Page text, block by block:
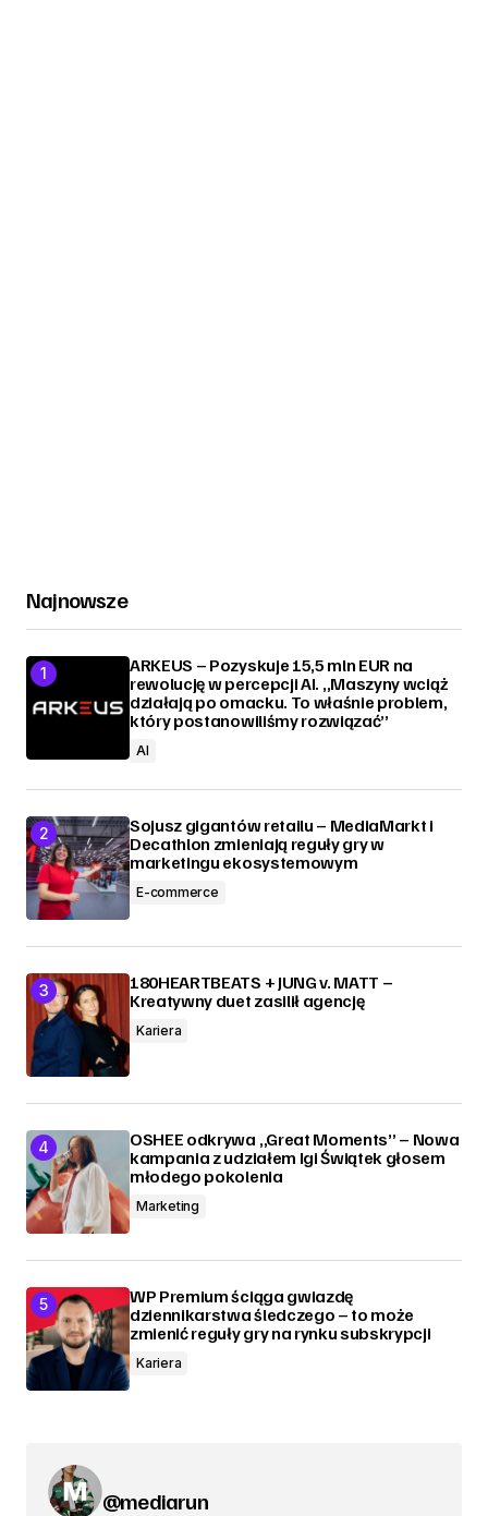
Najnowsze
ARKEUS – Pozyskuje 15,5 mln EUR na
rewolucję w percepcji AI. „Maszyny wciąż
działają po omacku. To właśnie problem,
który postanowiliśmy rozwiązać”
AI
Sojusz gigantów retailu – MediaMarkt i
Decathlon zmieniają reguły gry w
marketingu ekosystemowym
E-commerce
180HEARTBEATS + JUNG v. MATT –
Kreatywny duet zasilił agencję
Kariera
OSHEE odkrywa „Great Moments” – Nowa
kampania z udziałem Igi Świątek głosem
młodego pokolenia
Marketing
WP Premium ściąga gwiazdę
dziennikarstwa śledczego – to może
zmienić reguły gry na rynku subskrypcji
Kariera
@mediarun